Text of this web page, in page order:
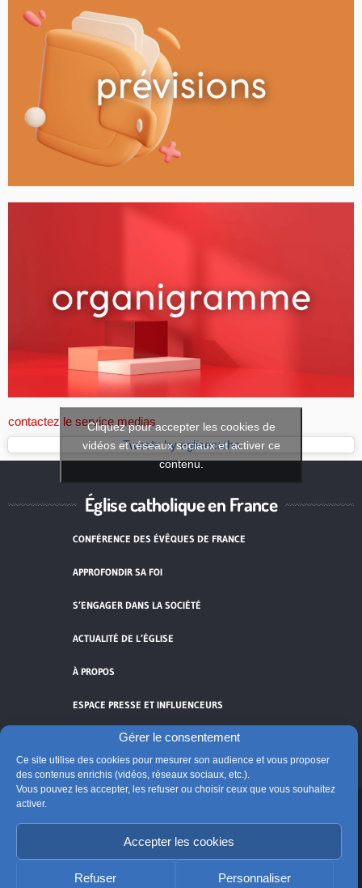
Gérer le consentement
Ce site utilise des cookies pour mesurer son audience et vous proposer
des contenus enrichis (vidéos, réseaux sociaux, etc.).
Vous pouvez les accepter, les refuser ou choisir ceux que vous souhaitez
activer.
Accepter les cookies
Refuser Personnaliser
contactez le service medias
Tweets by eglisecatho
Cliquez pour accepter les cookies de
vidéos et réseaux sociaux et activer ce
contenu.
Église catholique en France
CONFÉRENCE DES ÉVÊQUES DE FRANCE
APPROFONDIR SA FOI
S’ENGAGER DANS LA SOCIÉTÉ
ACTUALITÉ DE L’ÉGLISE
À PROPOS
ESPACE PRESSE ET INFLUENCEURS
Cliquez pour accepter les cookies de
vidéos et réseaux sociaux et activer ce
contenu.
© Église catholique en France
Édité par la Conférence des évêques de France